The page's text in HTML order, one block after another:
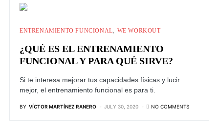
ENTRENAMIENTO FUNCIONAL WE WORKOUT
¿QUÉ ES EL ENTRENAMIENTO
FUNCIONAL Y PARA QUÉ SIRVE?
Si te interesa mejorar tus capacidades físicas y lucir
mejor, el entrenamiento funcional es para ti.
BY VÍCTOR MARTÍNEZ RANERO JULY 30, 2020 NO COMMENTS